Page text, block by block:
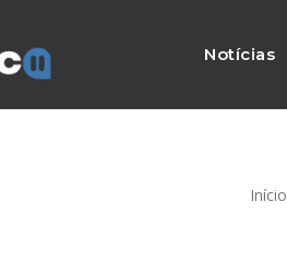
Notícias
Início